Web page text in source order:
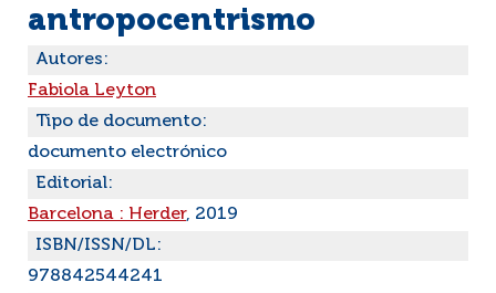
antropocentrismo
Autores:
Fabiola Leyton
Tipo de documento:
documento electrónico
Editorial:
Barcelona : Herder, 2019
ISBN/ISSN/DL:
978842544241